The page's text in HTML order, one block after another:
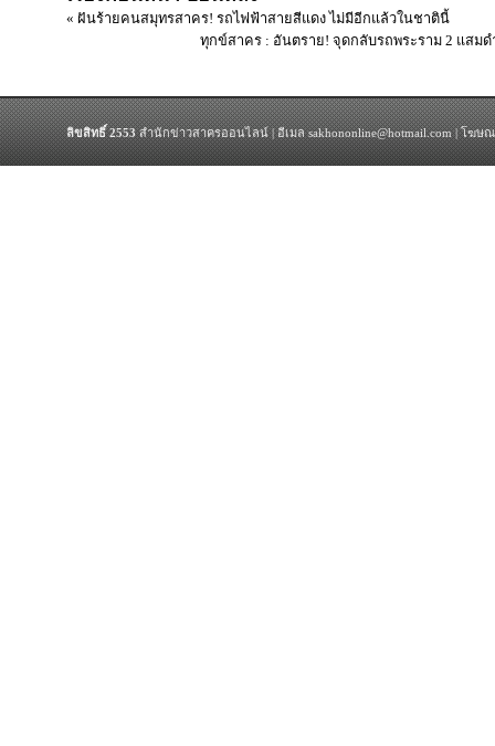
« ฝันร้ายคนสมุทรสาคร! รถไฟฟ้าสายสีแดง ไม่มีอีกแล้วในชาตินี้
ทุกข์สาคร : อันตราย! จุดกลับรถพระราม 2 แสม
ลิขสิทธิ์ 2553สำนักข่าวสาครออนไลน์ | อีเมล sakhononline@hotmail.com | โฆษ